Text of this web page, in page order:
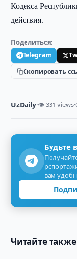
Кодекса
действия.
Поделиться:
Telegram
Скопировать
UzDaily·👁 331 views·
Будьте
вам
Читайте также